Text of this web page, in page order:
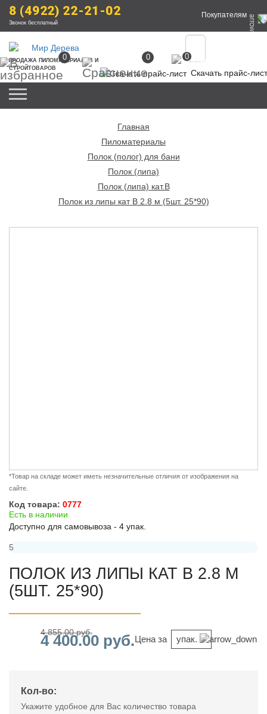
8 (4922) 22-21-02
Звонок бесплатный
Покупателям
ПРОДАЖА ПИЛОМАТЕРИАЛОВ И
СТРОЙТОВАРОВ
Скачать прайс-лист
0 0 0
Главная
Пиломатериалы
Полок (полог) для бани
Полок (липа)
Полок (липа) кат.В
Полок из липы кат B 2.8 м (5шт. 25*90)
*Товар на складе может иметь незначительные отличия от изображения на
сайте.
Код товара: 0777
Есть в наличии
Доступно для самовывоза - 4 упак.
5
ПОЛОК ИЗ ЛИПЫ КАТ B 2.8 М
(5ШТ. 25*90)
4 855.00 руб.
4 400.00 руб.Цена за упак.
Кол-во:
Укажите удобное для Вас количество товара